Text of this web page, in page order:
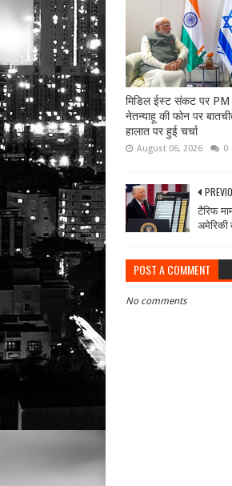
मिडिल ईस्ट संकट पर PM
नेतन्याहू की फोन पर
हालात पर हुई चर्चा
August 06, 2026 0
टैरिफ
अमेरिकी
POST A COMMENT
No comments